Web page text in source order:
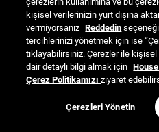
kişisel verilerinizin yurt dışına
vermiyorsanız Reddedin
tercihlerinizi yönetmek için ise
tıklayabilirsiniz. Çerezler ile
dair detaylı bilgi almak için
Çerez Politikamızıziyaret
Çerezleri Yönetin